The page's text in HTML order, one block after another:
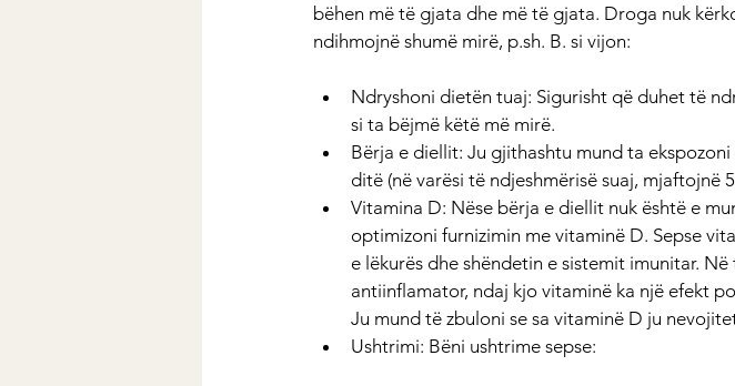
bëhen më të gjata dhe më të gjata. Droga nuk
ndihmojnë shumë mirë, p.sh. B. si vijon:
Ndryshoni dietën tuaj: Sigurisht që duhet të
si ta bëjmë këtë më mirë.
Bërja e diellit: Ju gjithashtu mund ta
ditë (në varësi të ndjeshmërisë suaj, mjaftojnë
Vitamina D: Nëse bërja e diellit nuk është e
optimizoni furnizimin me vitaminë D. Sepse
e lëkurës dhe shëndetin e sistemit imunitar.
antiinflamator, ndaj kjo vitaminë ka një efekt
Ju mund të zbuloni se sa vitaminë D ju
Ushtrimi: Bëni ushtrime sepse: